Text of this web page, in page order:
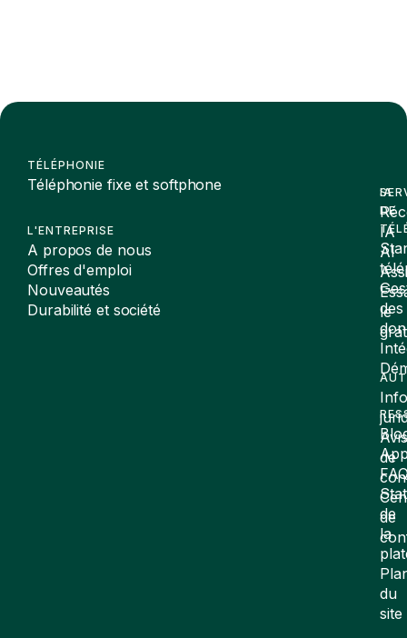
TÉLÉPHONIE
Téléphonie fixe et softphone
L'ENTREPRISE
A propos de nous
Offres d'emploi
Nouveautés
Durabilité et société
DE
des
de
la
du
site
IA
IA
AI
le
Avis
de
de